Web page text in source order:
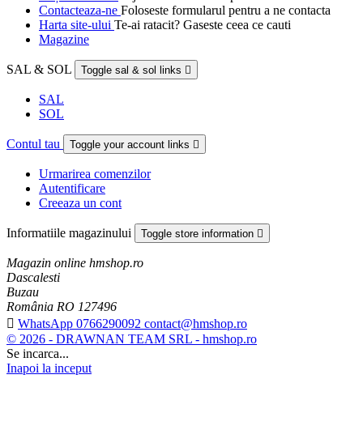
Contacteaza-ne Foloseste formularul pentru a ne contacta
Harta site-ului Te-ai ratacit? Gaseste ceea ce cauti
Magazine
SAL & SOL Toggle sal & sol links 
SAL
SOL
Contul tau Toggle your account links 
Urmarirea comenzilor
Autentificare
Creeaza un cont
Informatiile magazinului Toggle store information 
Magazin online hmshop.ro
Dascalesti
Buzau
România RO 127496
 WhatsApp 0766290092 contact@hmshop.ro
© 2026 - DRAWNAN TEAM SRL - hmshop.ro
Se incarca...
Inapoi la inceput